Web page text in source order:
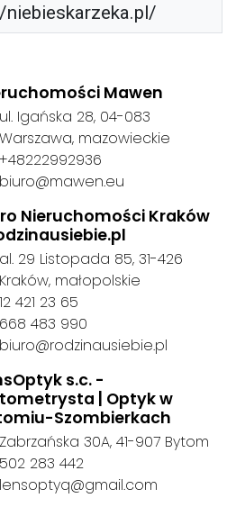
Mawen
firmy:
ul. Igańska 28, 04-083
Warszawa, mazowieckie
telefonu firmy:
+48222992936
e-mail firmy:
biuro@mawen.eu
Nieruchomości Kraków
firmy:
al. 29 Listopada 85, 31-426
Kraków, małopolskie
telefonu firmy:
12 421 23 65
telefonu firmy:
668 483 990
e-mail firmy:
biuro@rodzinausiebie.pl
s.c. -
| Optyk w
Szombierkach
firmy:
Zabrzańska 30A, 41-907 Bytom
telefonu firmy:
502 283 442
e-mail firmy:
lensoptyq@gmail.com